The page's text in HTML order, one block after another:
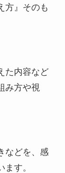
方』そのも
た内容など
み方や視
などを、感
す。